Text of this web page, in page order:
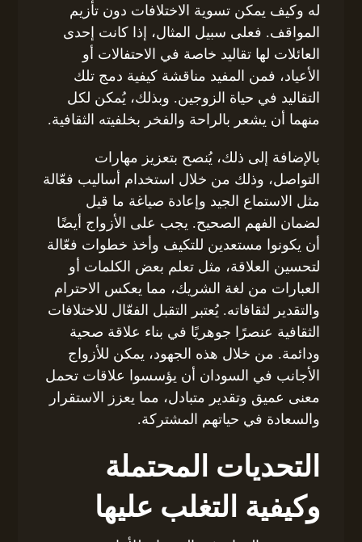
له وكيف يمكن تسوية الاختلافات دون تأزيم
المواقف. فعلى سبيل المثال، إذا كانت إحدى
العائلات لها تقاليد خاصة في الاحتفالات أو
الأعياد، فمن المفيد مناقشة كيفية دمج تلك
التقاليد في حياة الزوجين. وبذلك، يُمكن لكل
منهما أن يشعر بالراحة والفخر بخلفيته الثقافية.
بالإضافة إلى ذلك، يُنصح بتعزيز مهارات
التواصل، وذلك من خلال استخدام أساليب فعّالة
مثل الاستماع الجيد وإعادة صياغة ما قيل
لضمان الفهم الصحيح. يجب على الأزواج أيضًا
أن يكونوا مستعدين للتكيف وأخذ خطوات فعّالة
لتحسين العلاقة، مثل تعلم بعض الكلمات أو
العبارات من لغة الشريك، مما يعكس الاحترام
والتقدير لثقافاته. يُعتبر التقبل الفعّال للاختلافات
الثقافية عنصرًا جوهريًا في بناء علاقة صحية
ودائمة. من خلال هذه الجهود، يمكن للأزواج
الأجانب في السودان أن يؤسسوا علاقات تحمل
معنى عميق وتقدير متبادل، مما يعزز الاستقرار
والسعادة في حياتهم المشتركة.
التحديات المحتملة
وكيفية التغلب عليها